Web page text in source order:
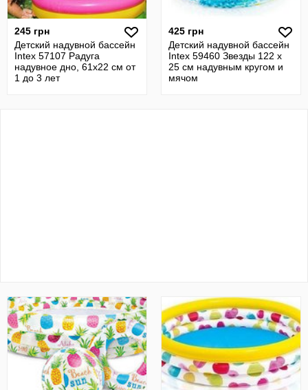
245 грн
Детский надувной бассейн
Intex 57107 Радуга
надувное дно, 61х22 см от
1 до 3 лет
425 грн
Детский надувной бассейн
Intex 59460 Звезды 122 х
25 см надувным кругом и
мячом